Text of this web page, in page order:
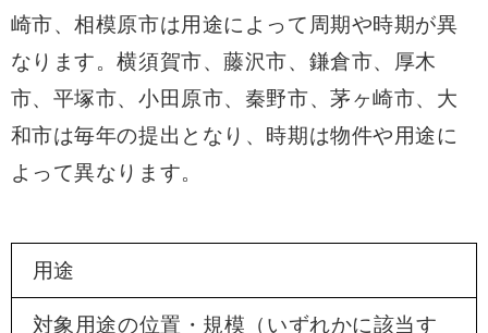
崎市、相模原市は用途によって周期や時期が異
なります。横須賀市、藤沢市、鎌倉市、厚木
市、平塚市、小田原市、秦野市、茅ヶ崎市、大
和市は毎年の提出となり、時期は物件や用途に
よって異なります。
用途
対象用途の位置・規模（いずれかに該当す